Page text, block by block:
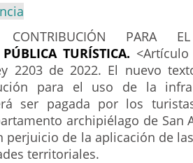
CONTRIBUCIÓN PARA
PÚBLICA TURÍSTICA.
2203 de 2022. El nuevo
para el uso de la
ser pagada por los
archipiélago de San
perjuicio de la aplicación de
territoriales.